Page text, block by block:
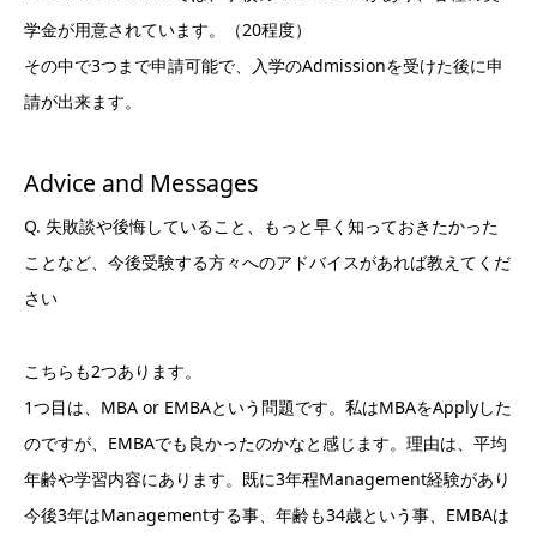
学金が用意されています。（20程度）
その中で3つまで申請可能で、入学のAdmissionを受けた後に申
請が出来ます。
Advice and Messages
Q. 失敗談や後悔していること、もっと早く知っておきたかった
ことなど、今後受験する方々へのアドバイスがあれば教えてくだ
さい
こちらも2つあります。
1つ目は、MBA or EMBAという問題です。私はMBAをApplyした
のですが、EMBAでも良かったのかなと感じます。理由は、平均
年齢や学習内容にあります。既に3年程Management経験があり
今後3年はManagementする事、年齢も34歳という事、EMBAは